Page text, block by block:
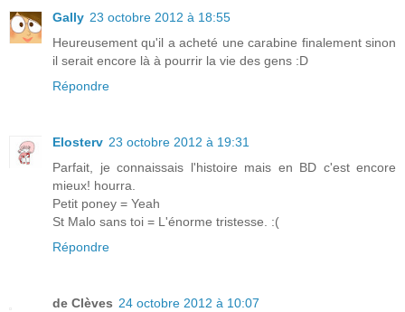
Gally 23 octobre 2012 à 18:55
Heureusement qu'il a acheté une carabine finalement sinon
il serait encore là à pourrir la vie des gens :D
Répondre
Elosterv 23 octobre 2012 à 19:31
Parfait, je connaissais l'histoire mais en BD c'est encore
mieux! hourra.
Petit poney = Yeah
St Malo sans toi = L'énorme tristesse. :(
Répondre
de Clèves 24 octobre 2012 à 10:07